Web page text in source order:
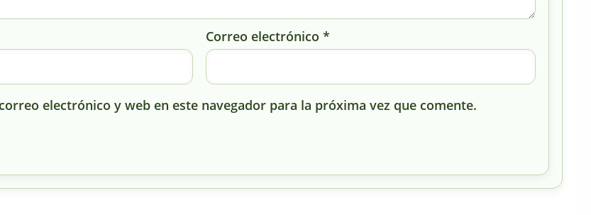
Correo electrónico*
electrónico y web en este navegador para la próxima vez que comente.